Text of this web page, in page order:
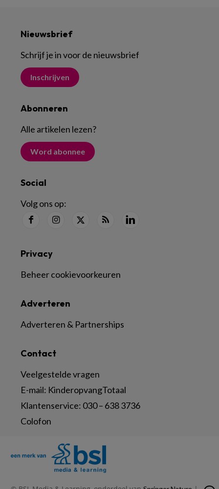
Nieuwsbrief
Schrijf je in voor de nieuwsbrief
Inschrijven
Abonneren
Alle artikelen lezen?
Word abonnee
Social
Volg ons op:
Contact
Veelgestelde vragen
E-mail: KinderopvangTotaal
Klantenservice: 030 – 638 3736
Colofon
Adverteren
Adverteren & Partnerships
Privacy
Beheer cookievoorkeuren